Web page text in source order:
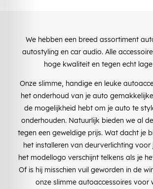
We hebben een breed assortiment
autostyling en car audio. Alle
hoge kwaliteit en tegen echt
Onze slimme, handige en leuke
het onderhoud van je auto
de mogelijkheid hebt om je auto te
onderhouden. Natuurlijk bieden we al
tegen een geweldige prijs. Wat dacht je
het installeren van deurverlichting
het modellogo verschijnt telkens als je
Of is hij misschien vuil geworden in de
onze slimme autoaccessoires voor